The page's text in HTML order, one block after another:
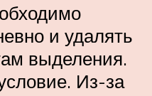
и удалять
выделения.
Из-за